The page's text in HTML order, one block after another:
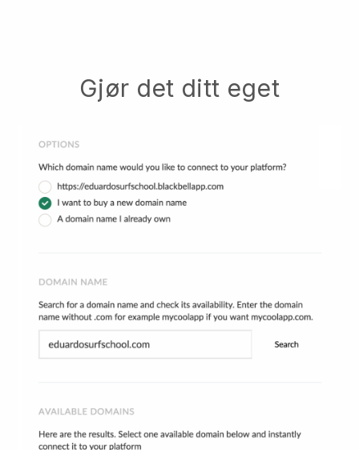
Gjør det ditt eget